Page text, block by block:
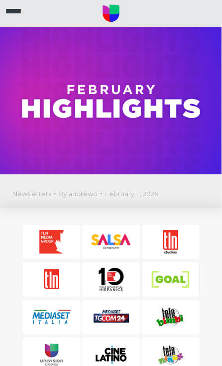
Newsletters By andrewd February 11, 2026